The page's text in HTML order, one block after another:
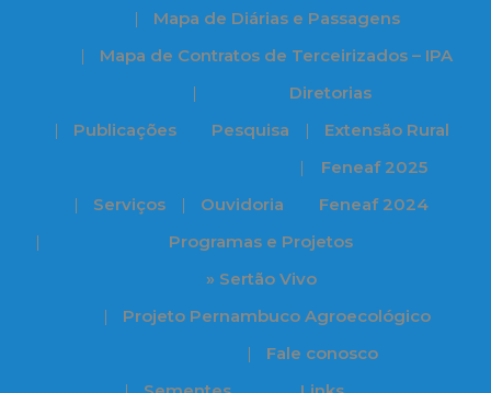
Mapa de Diárias e Passagens
Mapa de Contratos de Terceirizados – IPA
Publicações
Diretorias
Pesquisa
Extensão Rural
Serviços Ouvidoria
Feneaf 2025
Feneaf 2024
Programas e Projetos
» Sertão Vivo
Projeto Pernambuco Agroecológico
Fale conosco